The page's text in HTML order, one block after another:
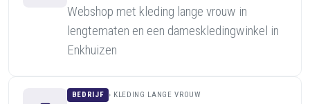
Webshop met kleding lange vrouw in
lengtematen en een dameskledingwinkel in
Enkhuizen
BEDRIJF KLEDING LANGE VROUW